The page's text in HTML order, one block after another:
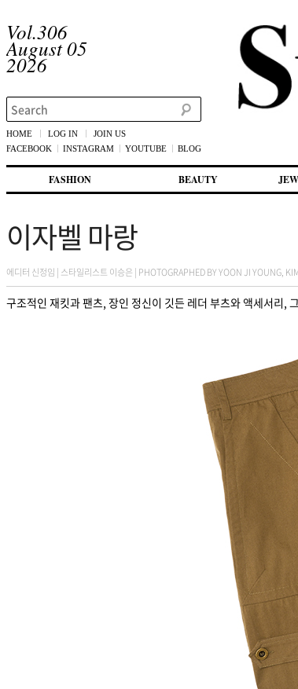
Vol.306
August 05
2026
Search
HOME LOG IN
JOIN US
FACEBOOK
INSTAGRAM YOUTUBE BLOG
첫번째 컨텐츠로 뛰어넘기
두번째 컨텐츠로 뛰어넘기
FASHION BEAUTY
이자벨 마랑
에디터 신정임 | 스타일리스트 이승은 | PHOTOGRAPHED BY YOON JI YOUNG,
구조적인 재킷과 팬츠, 장인 정신이 깃든 레더 부츠와 액세서리,